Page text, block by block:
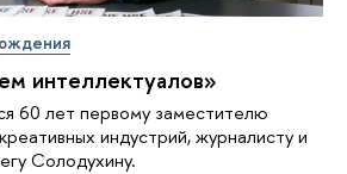
интеллектуалов»
60 лет первому заместителю
индустрий, журналисту и
Солодухину.